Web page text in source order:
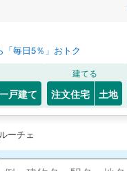
毎日5％」おトク
戸建て
建てる
注文住宅 土地
ルーチェ